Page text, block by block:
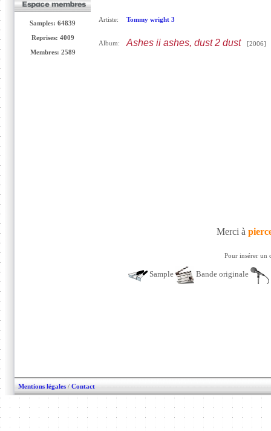
Samples: 64839
Reprises: 4009
Membres: 2589
Artiste: Tommy wright 3
Album: Ashes ii ashes, dust 2 dust [2006]
Merci à
Pour insérer un
Sample Bande originale
Mentions légales / Contact